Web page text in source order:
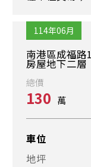
114年06月
南港區成福路
房屋地下二層
總價
130 萬
車位
地坪